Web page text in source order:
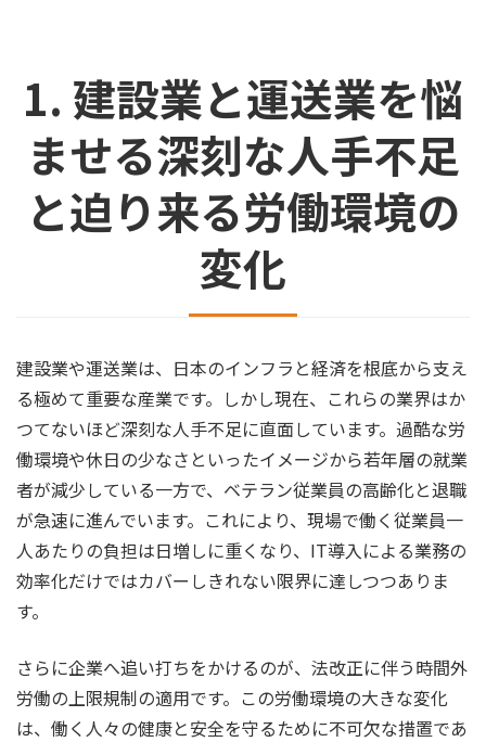
1. 建設業と運送業を悩
ませる深刻な人手不足
と迫り来る労働環境の
変化
建設業や運送業は、日本のインフラと経済を根底から支え
る極めて重要な産業です。しかし現在、これらの業界はか
つてないほど深刻な人手不足に直面しています。過酷な労
働環境や休日の少なさといったイメージから若年層の就業
者が減少している一方で、ベテラン従業員の高齢化と退職
が急速に進んでいます。これにより、現場で働く従業員一
人あたりの負担は日増しに重くなり、IT導入による業務の
効率化だけではカバーしきれない限界に達しつつありま
す。
さらに企業へ追い打ちをかけるのが、法改正に伴う時間外
労働の上限規制の適用です。この労働環境の大きな変化
は、働く人々の健康と安全を守るために不可欠な措置であ